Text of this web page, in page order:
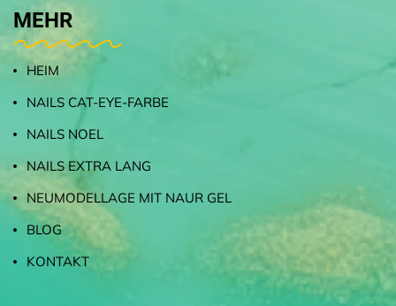
MEHR
HEIM
NAILS CAT-EYE-FARBE
NAILS NOEL
NAILS EXTRA LANG
NEUMODELLAGE MIT NAUR GEL
BLOG
KONTAKT